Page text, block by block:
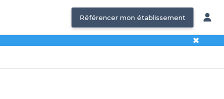
Référencer mon établissement
✖